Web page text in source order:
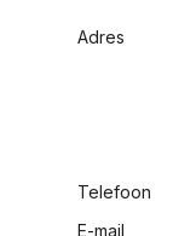
Adres
Telefoon
E-mail